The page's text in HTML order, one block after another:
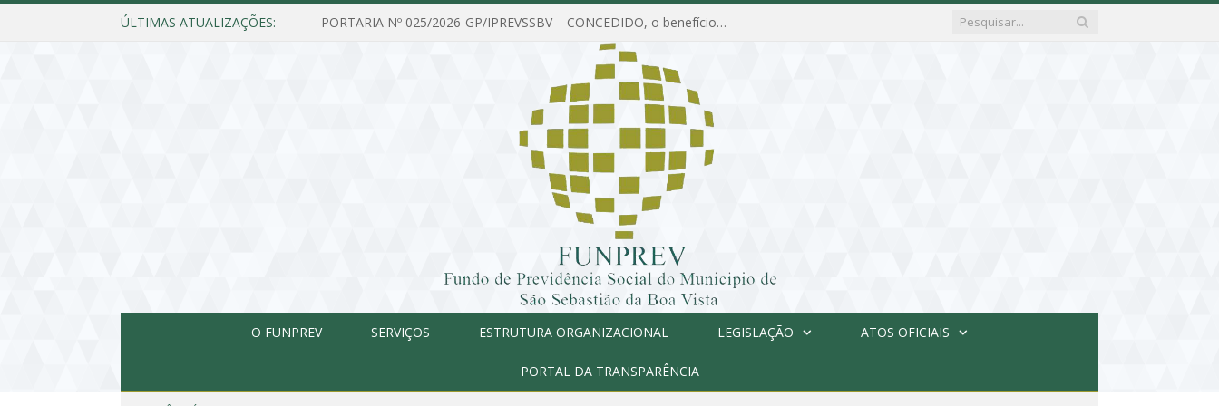
ÚLTIMAS ATUALIZAÇÕES: PORTARIA Nº 025/2026-GP/IPREVSSBV – CONCEDIDO, o benefício de PENSÃO a MARIA ESTELA DOS SANTOS SOUZA
O FUNPREV SERVIÇOS ESTRUTURA ORGANIZACIONAL LEGISLAÇÃO ATOS OFICIAIS
PORTAL DA TRANSPARÊNCIA